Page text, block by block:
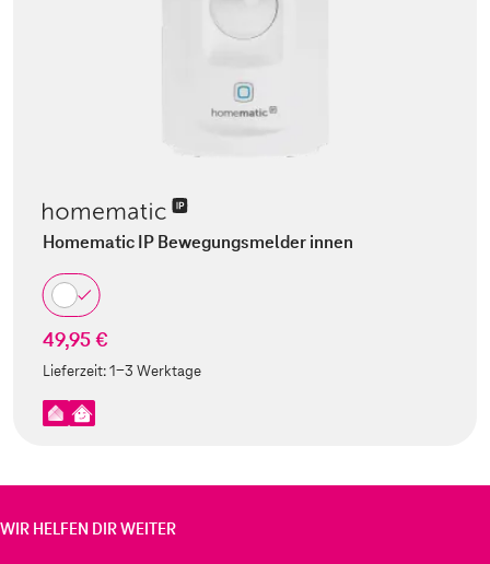
Homematic IP Bewegungsmelder innen
49,95 €
Lieferzeit:1-3 Werktage
WIR HELFEN DIR WEITER